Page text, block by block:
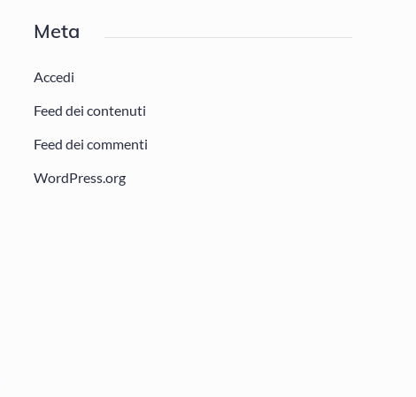
Meta
Accedi
Feed dei contenuti
Feed dei commenti
WordPress.org